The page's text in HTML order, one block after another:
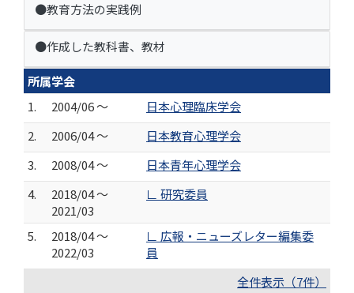
●教育方法の実践例
●作成した教科書、教材
所属学会
1.
2004/06 ～
日本心理臨床学会
2.
2006/04 ～
日本教育心理学会
3.
2008/04 ～
日本青年心理学会
4.
2018/04 ～
2021/03
∟ 研究委員
5.
2018/04 ～
2022/03
∟ 広報・ニューズレター編集委
員
全件表示（7件）